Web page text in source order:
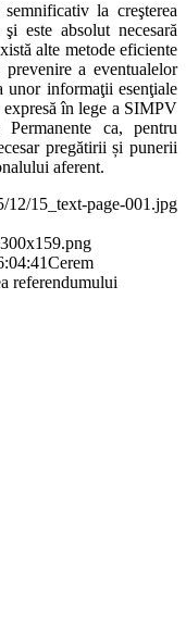
la creşterea
este absolut necesară
alte metode eficiente
a eventualelor
unor informaţii esenţiale
expresă în lege a SIMPV
ca, pentru
pregătirii și punerii
aferent.
12/15_text-page-001.jpg
Cerem
referendumului